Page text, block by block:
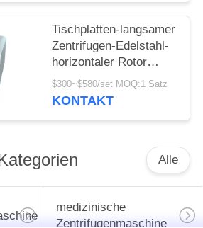
Tischplatten-langsamer
Zentrifugen-Edelstahl-
horizontaler Rotor
12x15ml L420-A
4200rpm
$300~$580/set MOQ:1 Satz
KONTAKT
Alle
medizinische
Zentrifugenmaschine